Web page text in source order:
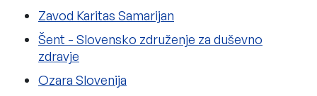
Zavod Karitas Samarijan
Šent - Slovensko združenje za duševno
zdravje
Ozara Slovenija